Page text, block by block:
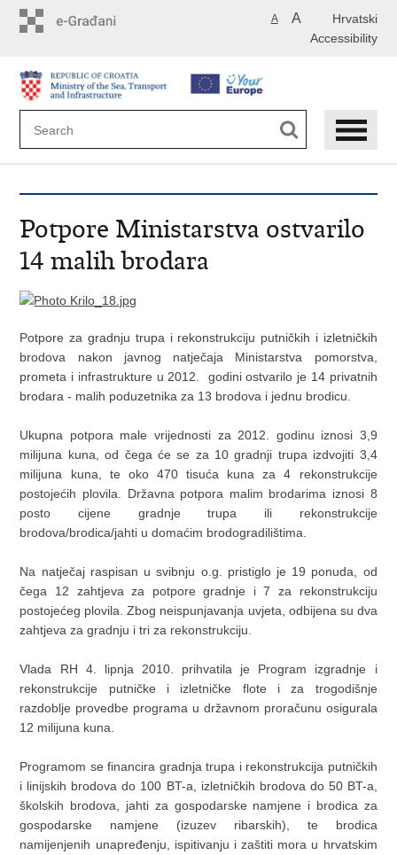
Hrvatski
A A
Accessibility
Potpore Ministarstva ostvarilo
14 malih brodara
Potpore za gradnju trupa i rekonstrukciju putničkih i izletničkih
brodova nakon javnog natječaja Ministarstva pomorstva,
prometa i infrastrukture u 2012. godini ostvarilo je 14 privatnih
brodara - malih poduzetnika za 13 brodova i jednu brodicu.
Ukupna potpora male vrijednosti za 2012. godinu iznosi 3,9
milijuna kuna, od čega će se za 10 gradnji trupa izdvojiti 3,4
milijuna kuna, te oko 470 tisuća kuna za 4 rekonstrukcije
postojećih plovila. Državna potpora malim brodarima iznosi 8
posto cijene gradnje trupa ili rekonstrukcije
brodova/brodica/jahti u domaćim brodogradilištima.
Na natječaj raspisan u svibnju o.g. pristiglo je 19 ponuda, od
čega 12 zahtjeva za potpore gradnje i 7 za rekonstrukciju
postojećeg plovila. Zbog neispunjavanja uvjeta, odbijena su dva
zahtjeva za gradnju i tri za rekonstrukciju.
Vlada RH 4. lipnja 2010. prihvatila je Program izgradnje i
rekonstrukcije putničke i izletničke flote i za trogodišnje
razdoblje provedbe programa u državnom proračunu osigurala
12 milijuna kuna.
Programom se financira gradnja trupa i rekonstrukcija putničkih
i linijskih brodova do 100 BT-a, izletničkih brodova do 50 BT-a,
školskih brodova, jahti za gospodarske namjene i brodica za
gospodarske namjene (izuzev ribarskih), te brodica
namijenjenih unapređenju, ispitivanju i zaštiti mora u hrvatskim